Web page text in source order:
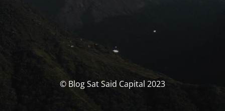
© Blog Sat Said Capital 2023